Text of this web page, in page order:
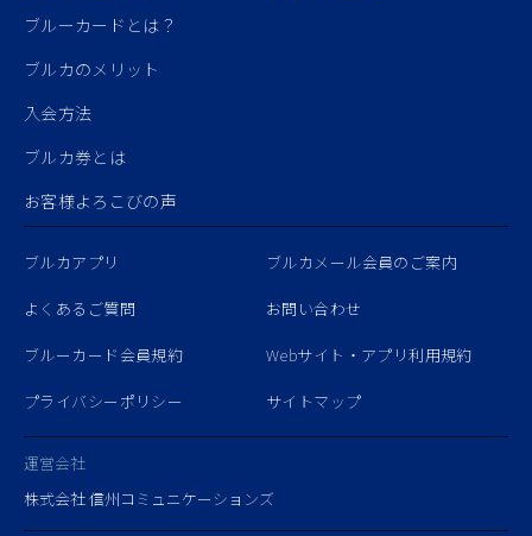
ブルーカードとは？
ブルカのメリット
入会方法
ブルカ券とは
お客様よろこびの声
ブルカアプリ ブルカメール会員のご案内
よくあるご質問 お問い合わせ
ブルーカード会員規約 Webサイト・アプリ利用規約
プライバシーポリシー サイトマップ
運営会社
株式会社 信州コミュニケーションズ